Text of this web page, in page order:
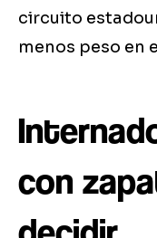
circuito
menos peso en
con